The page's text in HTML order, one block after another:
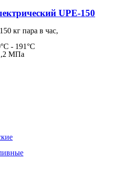
UPE-150
150 кг пара в час,
- 191°C
МПа